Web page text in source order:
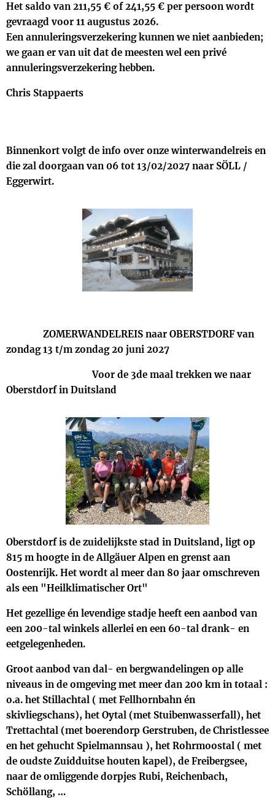
Het saldo van 211,55 € of 241,55 € per persoon wordt
gevraagd voor 11 augustus 2026.
Een annuleringsverzekering kunnen we niet aanbieden;
we gaan er van uit dat de meesten wel een privé
annuleringsverzekering hebben.
Chris Stappaerts
Binnenkort volgt de info over onze winterwandelreis en
die zal doorgaan van 06 tot 13/02/2027 naar SÖLL /
Eggerwirt.
ZOMERWANDELREIS naar OBERSTDORF van
zondag 13 t/m zondag 20 juni 2027
Voor de 3de maal trekken we naar
Oberstdorf in Duitsland
Oberstdorf is de zuidelijkste stad in Duitsland, ligt op
815 m hoogte in de Allgäuer Alpen en grenst aan
Oostenrijk. Het wordt al meer dan 80 jaar omschreven
als een "Heilklimatischer Ort"
Het gezellige én levendige stadje heeft een aanbod van
een 200-tal winkels allerlei en een 60-tal drank- en
eetgelegenheden.
Groot aanbod van dal- en bergwandelingen op alle
niveaus in de omgeving met meer dan 200 km in totaal :
o.a. het Stillachtal ( met Fellhornbahn én
skivliegschans), het Oytal (met Stuibenwasserfall), het
Trettachtal (met boerendorp Gerstruben, de Christlessee
en het gehucht Spielmannsau ), het Rohrmoostal ( met
de oudste Zuidduitse houten kapel), de Freibergsee,
naar de omliggende dorpjes Rubi, Reichenbach,
Schöllang, …